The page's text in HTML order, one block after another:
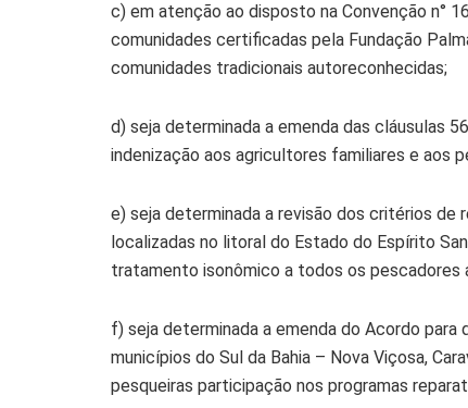
c) em atenção ao disposto na Convenção n°
comunidades certificadas pela Fundação
comunidades tradicionais autoreconhecidas;
d) seja determinada a emenda das cláusulas
indenização aos agricultores familiares e aos
e) seja determinada a revisão dos critérios de
localizadas no litoral do Estado do Espírito
tratamento isonômico a todos os pescadores
f) seja determinada a emenda do Acordo
municípios do Sul da Bahia – Nova Viçosa,
pesqueiras participação nos programas